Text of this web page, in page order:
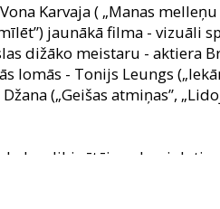
Karvaja ( „Manas melleņu
jaunākā filma - vizuāli
dižāko meistaru - aktiera
lomās - Tonijs Leungs
(„Geišas atmiņas”,
dibinātājs nolemj doties